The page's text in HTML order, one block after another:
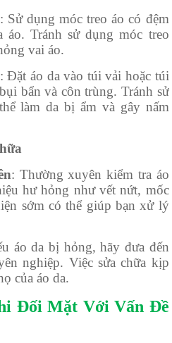
: Sử dụng móc treo áo có đệm
áo. Tránh sử dụng móc treo
vai áo.
: Đặt áo da vào túi vải hoặc túi
bẩn và côn trùng. Tránh sử
làm da bị ẩm và gây nấm
: Thường xuyên kiểm tra áo
hư hỏng như vết nứt, mốc
sớm có thể giúp bạn xử lý
áo da bị hỏng, hãy đưa đến
nghiệp. Việc sửa chữa kịp
của áo da.
Đối Mặt Với Vấn Đề